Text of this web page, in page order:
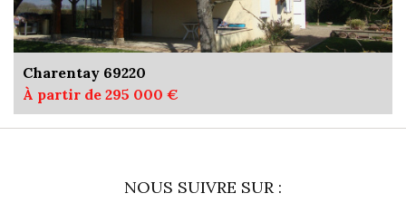
Charentay 69220
À partir de 295 000 €
NOUS SUIVRE SUR :